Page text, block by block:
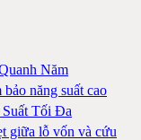
Năm
năng suất cao
Tối Đa
giữa lỗ vốn và cứu